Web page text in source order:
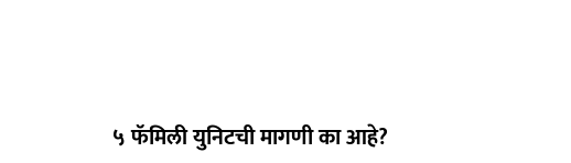
५ फॅमिली युनिटची मागणी का आहे?